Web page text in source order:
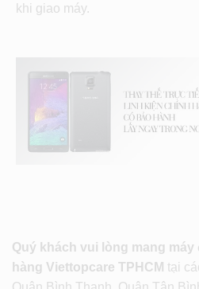
khi giao máy.
Quý khách vui lòng mang
hàng Viettopcare TPHCM tại